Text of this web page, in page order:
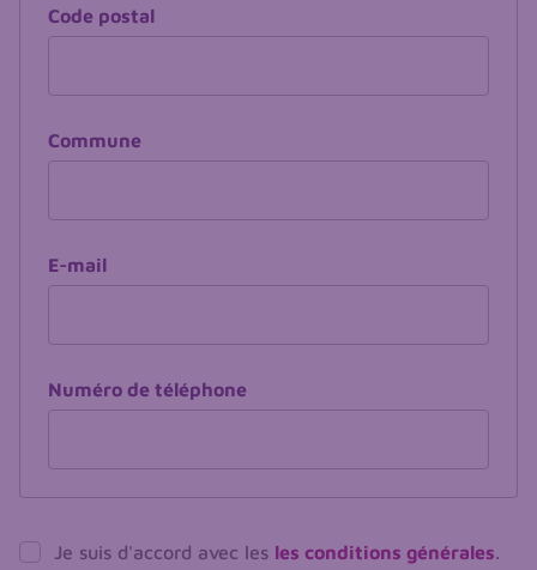
Code postal
Commune
E-mail
Numéro de téléphone
Je suis d'accord avec les les conditions générales.